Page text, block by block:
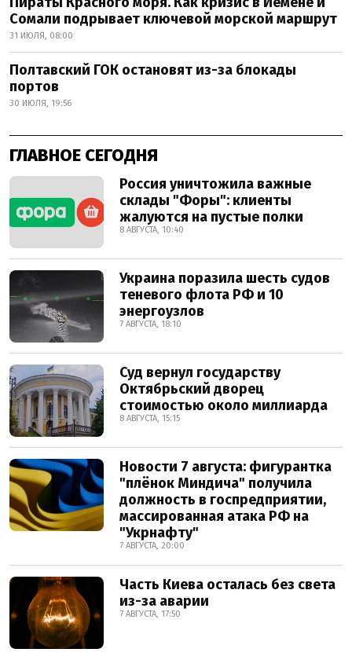
Сомали подрывает ключевой морской маршрут
31 ИЮЛЯ, 08:00
Полтавский ГОК остановят из-за блокады
портов
30 ИЮЛЯ, 19:56
ГЛАВНОЕ СЕГОДНЯ
Россия уничтожила важные
склады "Форы": клиенты
жалуются на пустые полки
8 АВГУСТА, 10:40
Украина поразила шесть судов
теневого флота РФ и 10
энергоузлов
7 АВГУСТА, 18:10
Суд вернул государству
Октябрьский дворец
стоимостью около миллиарда
8 АВГУСТА, 15:15
Новости 7 августа: фигурантка
"плёнок Миндича" получила
должность в госпредприятии,
массированная атака РФ на
"Укрнафту"
7 АВГУСТА, 20:00
Часть Киева осталась без света
из-за аварии
7 АВГУСТА, 17:50